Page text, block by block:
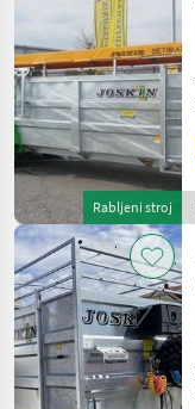
Rabljeni stroj